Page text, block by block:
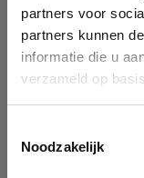
partners voor
partners kunnen
informatie die u
verzameld op
Noodzakelijk
Please fill in
You can search a
enterprise ID. When
form. If you don't find
Bekijk details